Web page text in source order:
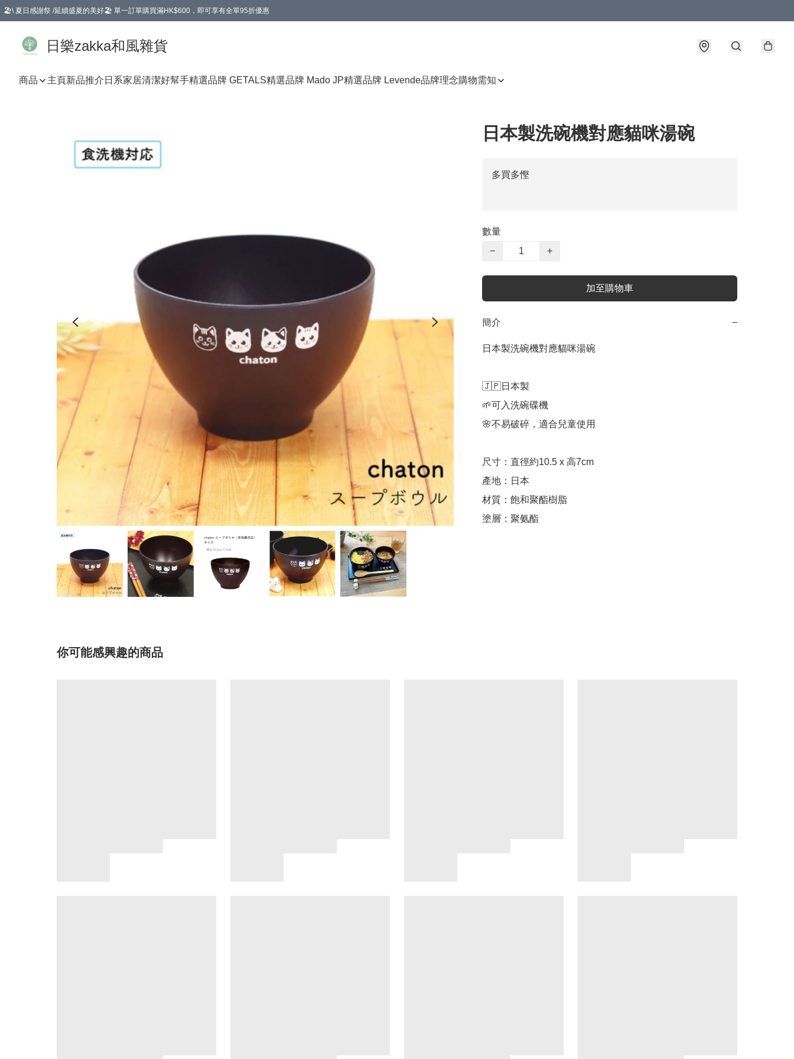
🏖️\ 夏日感謝祭 /延續盛夏的美好🏖️ 單一訂單購買滿HK$600，即可享有全單95折優惠
日樂zakka和風雜貨
商品 主頁新品推介 日系家居清潔好幫手精選品牌 GETALS精選品牌 Mado JP精選品牌 Levende品牌理念購物需知
日本製洗碗機對應貓咪湯碗
多買多慳
數量
−
+
加至購物車
簡介 −
日本製洗碗機對應貓咪湯碗
🇯🇵日本製
🌱可入洗碗碟機
🌸不易破碎，適合兒童使用
尺寸：直徑約10.5 x 高7cm
產地：日本
材質：飽和聚酯樹脂
你可能感興趣的商品